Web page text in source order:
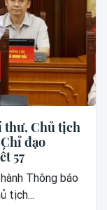
thư, Chủ tịch
đạo
57
Thông báo
tịch...